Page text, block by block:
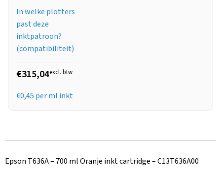
In welke plotters
past deze
inktpatroon?
(compatibiliteit)
€315,04excl. btw
€0,45 per ml inkt
Epson T636A – 700 ml Oranje inkt cartridge – C13T636A00